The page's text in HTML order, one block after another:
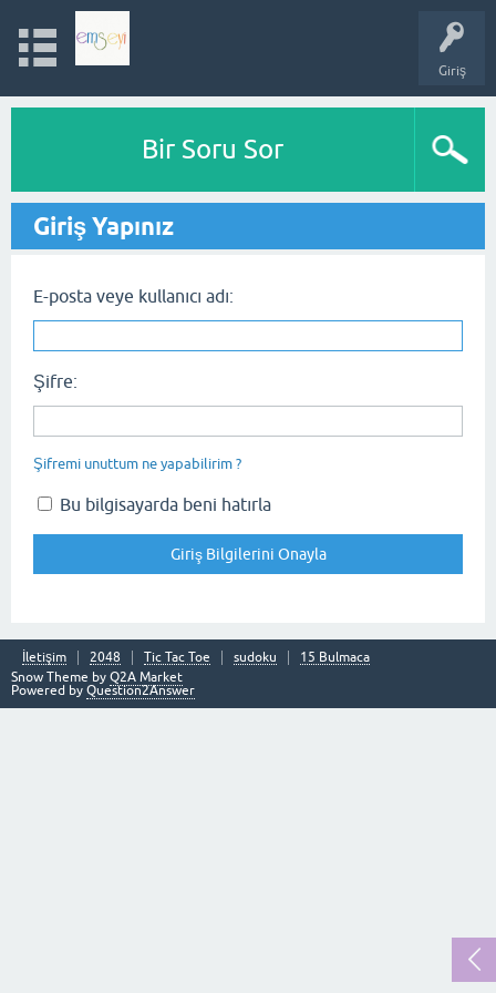
Giriş
Bir Soru Sor
Giriş Yapınız
E-posta veye kullanıcı adı:
Şifre:
Şifremi unuttum ne yapabilirim ?
Bu bilgisayarda beni hatırla
İletişim 2048 Tic Tac Toe sudoku
15 Bulmaca
Snow Theme by Q2A Market
Powered by Question2Answer